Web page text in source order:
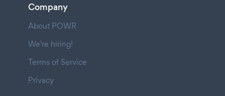
Company
About POWR
We're hiring!
Terms of Service
Privacy